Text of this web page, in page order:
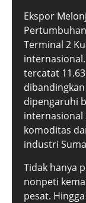
Ekspor
Terminal 2
tercatat
dipengaruhi
internasional
komoditas
industri
Tidak hanya
nonpeti
pesat.